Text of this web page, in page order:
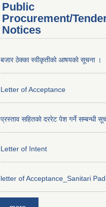
Public
Procurement/
Notices
बजार ठेक्का स्वीकृतीकाे आषयकाे सूचना ।
Letter of Acceptance
प्रस्ताव सहितकाे दररेट पेश गर्ने सम्बन्धी
Letter of Intent
letter of Acceptance_Sanitari Pad